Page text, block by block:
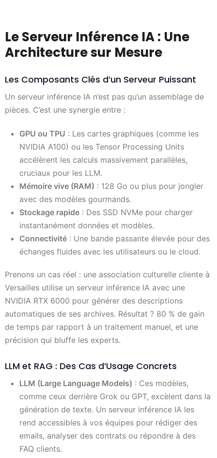
Le Serveur Inférence IA : Une
Architecture sur Mesure
Les Composants Clés d’un Serveur Puissant
Un serveur inférence IA n’est pas qu’un assemblage de
pièces. C’est une synergie entre :
GPU ou TPU : Les cartes graphiques (comme les
NVIDIA A100) ou les Tensor Processing Units
accélèrent les calculs massivement parallèles,
cruciaux pour les LLM.
Mémoire vive (RAM) : 128 Go ou plus pour jongler
avec des modèles gourmands.
Stockage rapide : Des SSD NVMe pour charger
instantanément données et modèles.
Connectivité : Une bande passante élevée pour des
échanges fluides avec les utilisateurs ou le cloud.
Prenons un cas réel : une association culturelle cliente à
Versailles utilise un serveur inférence IA avec une
NVIDIA RTX 6000 pour générer des descriptions
automatiques de ses archives. Résultat ? 80 % de gain
de temps par rapport à un traitement manuel, et une
précision qui bluffe les experts.
LLM et RAG : Des Cas d’Usage Concrets
LLM (Large Language Models) : Ces modèles,
comme ceux derrière Grok ou GPT, excèlent dans la
génération de texte. Un serveur inférence IA les
rend accessibles à vos équipes pour rédiger des
emails, analyser des contrats ou répondre à des
FAQ clients.